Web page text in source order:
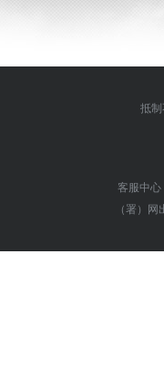
抵
客服中心
（署）